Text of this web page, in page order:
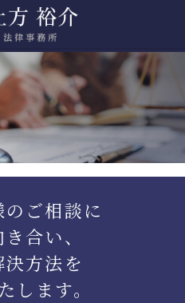
ご相談に
合い、
方法を
します。